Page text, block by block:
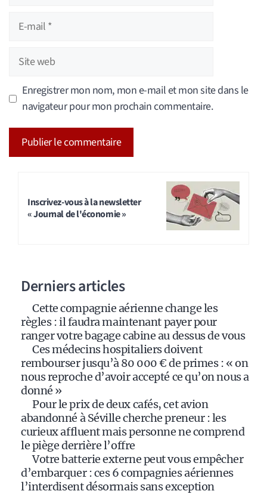
Site
web
Enregistrer mon nom, mon e-mail et mon site dans le
navigateur pour mon prochain commentaire.
Inscrivez-vous à la newsletter
« Journal de l'économie »
Derniers articles
Cette compagnie aérienne change les
règles : il faudra maintenant payer pour
ranger votre bagage cabine au dessus de vous
Ces médecins hospitaliers doivent
rembourser jusqu’à 80 000 € de primes : « on
nous reproche d’avoir accepté ce qu’on nous a
donné »
Pour le prix de deux cafés, cet avion
abandonné à Séville cherche preneur : les
curieux affluent mais personne ne comprend
le piège derrière l’offre
Votre batterie externe peut vous empêcher
d’embarquer : ces 6 compagnies aériennes
l’interdisent désormais sans exception